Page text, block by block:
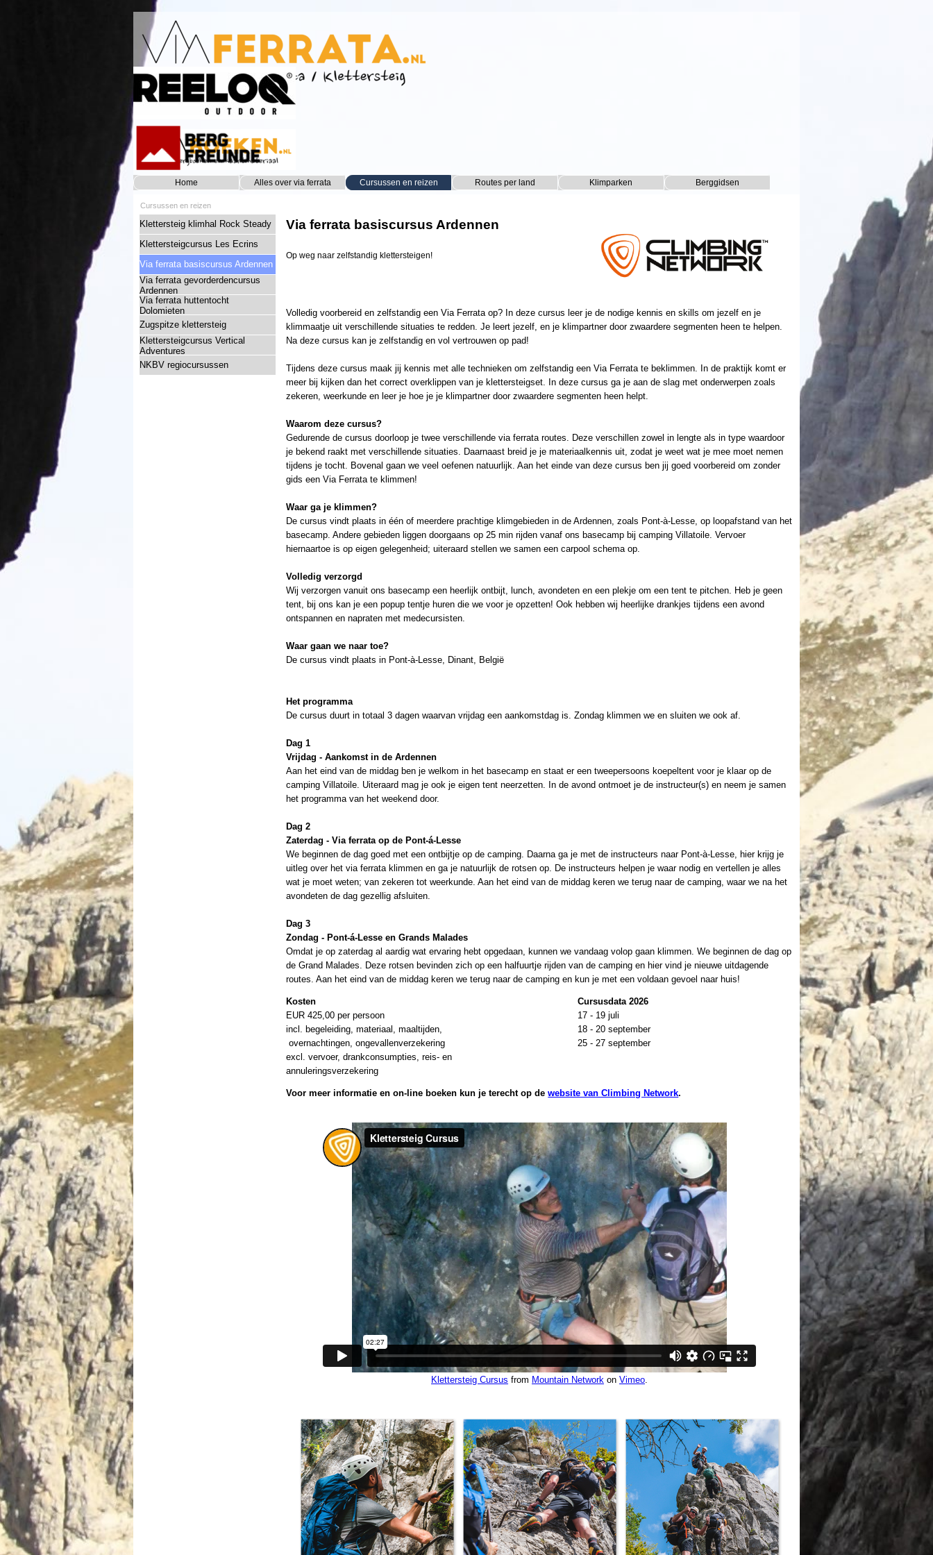
Menu overslaan
Home Alles over via ferrata ▼
Cursussen en reizen ▼
Routes per land ▼
Klimparken ▼
Berggidsen
Cursussen en reizen
Klettersteig klimhal Rock Steady
Klettersteigcursus Les Ecrins
Via ferrata basiscursus Ardennen
Via ferrata gevorderdencursus
Ardennen
Via ferrata huttentocht
Dolomieten
Zugspitze klettersteig
Klettersteigcursus Vertical
Adventures
NKBV regiocursussen
Via ferrata basiscursus Ardennen
Op weg naar zelfstandig klettersteigen!
Volledig voorbereid en zelfstandig een Via Ferrata op? In deze cursus leer je de nodige kennis en skills om jezelf en je
klimmaatje uit verschillende situaties te redden. Je leert jezelf, en je klimpartner door zwaardere segmenten heen te helpen.
Na deze cursus kan je zelfstandig en vol vertrouwen op pad!
Tijdens deze cursus maak jij kennis met alle technieken om zelfstandig een Via Ferrata te beklimmen. In de praktijk komt er
meer bij kijken dan het correct overklippen van je klettersteigset. In deze cursus ga je aan de slag met onderwerpen zoals
zekeren, weerkunde en leer je hoe je je klimpartner door zwaardere segmenten heen helpt.
Waarom deze cursus?
Gedurende de cursus doorloop je twee verschillende via ferrata routes. Deze verschillen zowel in lengte als in type waardoor
je bekend raakt met verschillende situaties. Daarnaast breid je je materiaalkennis uit, zodat je weet wat je mee moet nemen
tijdens je tocht. Bovenal gaan we veel oefenen natuurlijk. Aan het einde van deze cursus ben jij goed voorbereid om zonder
gids een Via Ferrata te klimmen!
Waar ga je klimmen?
De cursus vindt plaats in één of meerdere prachtige klimgebieden in de Ardennen, zoals Pont-à-Lesse, op loopafstand van het
basecamp. Andere gebieden liggen doorgaans op 25 min rijden vanaf ons basecamp bij camping Villatoile. Vervoer
hiernaartoe is op eigen gelegenheid; uiteraard stellen we samen een carpool schema op.
Volledig verzorgd
Wij verzorgen vanuit ons basecamp een heerlijk ontbijt, lunch, avondeten en een plekje om een tent te pitchen. Heb je geen
tent, bij ons kan je een popup tentje huren die we voor je opzetten! Ook hebben wij heerlijke drankjes tijdens een avond
ontspannen en napraten met medecursisten.
Waar gaan we naar toe?
De cursus vindt plaats in Pont-à-Lesse, Dinant, België
Het programma
De cursus duurt in totaal 3 dagen waarvan vrijdag een aankomstdag is. Zondag klimmen we en sluiten we ook af.
Dag 1
Vrijdag - Aankomst in de Ardennen
Aan het eind van de middag ben je welkom in het basecamp en staat er een tweepersoons koepeltent voor je klaar op de
camping Villatoile. Uiteraard mag je ook je eigen tent neerzetten. In de avond ontmoet je de instructeur(s) en neem je samen
het programma van het weekend door.
Dag 2
Zaterdag - Via ferrata op de Pont-á-Lesse
We beginnen de dag goed met een ontbijtje op de camping. Daarna ga je met de instructeurs naar Pont-à-Lesse, hier krijg je
uitleg over het via ferrata klimmen en ga je natuurlijk de rotsen op. De instructeurs helpen je waar nodig en vertellen je alles
wat je moet weten; van zekeren tot weerkunde. Aan het eind van de middag keren we terug naar de camping, waar we na het
avondeten de dag gezellig afsluiten.
Dag 3
Zondag - Pont-á-Lesse en Grands Malades
Omdat je op zaterdag al aardig wat ervaring hebt opgedaan, kunnen we vandaag volop gaan klimmen. We beginnen de dag op
de Grand Malades. Deze rotsen bevinden zich op een halfuurtje rijden van de camping en hier vind je nieuwe uitdagende
routes. Aan het eind van de middag keren we terug naar de camping en kun je met een voldaan gevoel naar huis!
Kosten
EUR 425,00 per persoon
incl. begeleiding, materiaal, maaltijden,
overnachtingen, ongevallenverzekering
excl. vervoer, drankconsumpties, reis- en
annuleringsverzekering
Cursusdata 2026
17 - 19 juli
18 - 20 september
25 - 27 september
Voor meer informatie en on-line boeken kun je terechtop dewebsite van Climbing Network.
Klettersteig Cursus from Mountain Network on Vimeo.